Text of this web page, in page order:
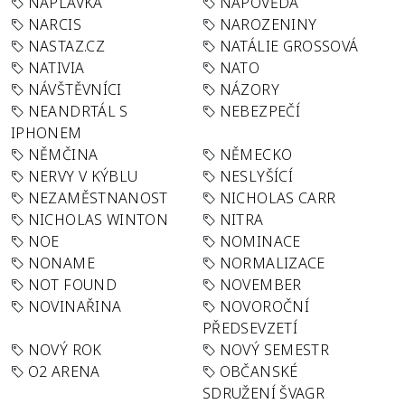
NARCIS
NAROZENINY
NASTAZ.CZ
NATÁLIE GROSSOVÁ
NATIVIA
NATO
NÁVŠTĚVNÍCI
NÁZORY
NEANDRTÁL S
IPHONEM
NEBEZPEČÍ
NĚMČINA
NĚMECKO
NERVY V KÝBLU
NESLYŠÍCÍ
NEZAMĚSTNANOST
NICHOLAS CARR
NICHOLAS WINTON
NITRA
NOE
NOMINACE
NONAME
NORMALIZACE
NOT FOUND
NOVEMBER
NOVINAŘINA
NOVOROČNÍ
PŘEDSEVZETÍ
NOVÝ ROK
NOVÝ SEMESTR
O2 ARENA
OBČANSKÉ
SDRUŽENÍ ŠVAGR